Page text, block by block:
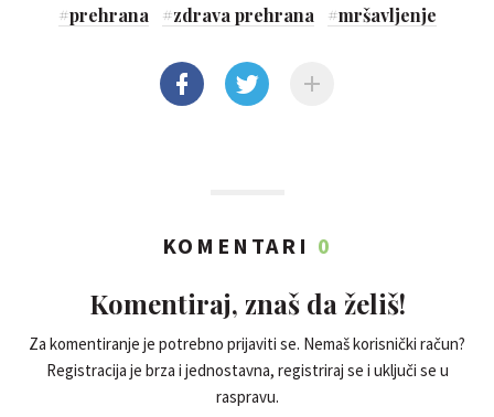
#prehrana #zdrava prehrana #mršavljenje
KOMENTARI 0
Komentiraj, znaš da želiš!
Za komentiranje je potrebno prijaviti se. Nemaš korisnički račun?
Registracija je brza i jednostavna, registriraj se i uključi se u
raspravu.